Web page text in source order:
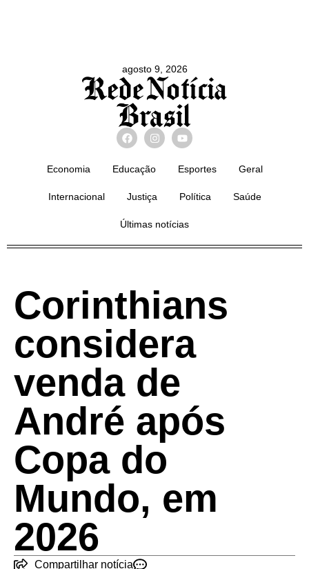
agosto 9, 2026
Economia Educação Esportes Geral
Internacional Justiça Política Saúde
Últimas notícias
Corinthians
considera
venda de
André após
Copa do
Mundo, em
2026
Compartilhar notícia